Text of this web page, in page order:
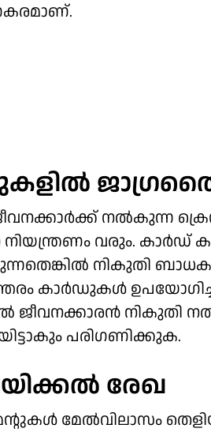
നല്‍കുന്ന
വരും. കാര്‍ഡ്
നികുതി
കാര്‍ഡുകള്‍
ജീവനക്കാരന്‍ നികുതി
പരിഗണിക്കുക.
രേഖ
മേല്‍വിലാസം